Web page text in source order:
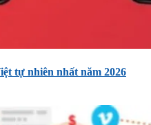
tự nhiên nhất năm 2026